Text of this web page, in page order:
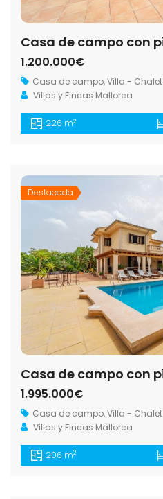
1.200.000€
Casa de campo,Villa - Chalet
Villas y Fincas Mallorca
226 m2
Destacada
1.995.000€
Casa de campo,Villa - Chalet
Villas y Fincas Mallorca
206 m2